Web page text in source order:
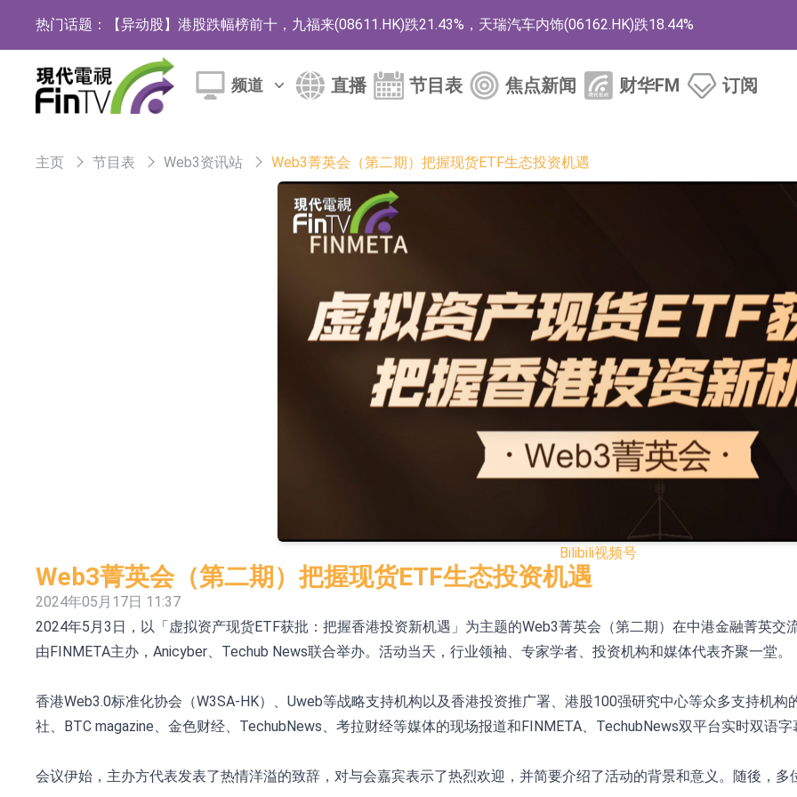
热门话题： 【异动股】港股跌幅榜前十，九福来(08611.HK)跌21.43%，天瑞汽车内饰(06162.HK)跌18.44%
【异动股】港股涨幅榜前十，佳明集团控股(01271.HK)涨+78.22%，拿森科技(02261.HK)涨+64.11%
斯迪克：公司为国内折叠屏核心功能材料供应商
聚辰股份：公司VPD芯片已顺利通过目标客户的测试认证
上期所：7月份对11个实际控制关系账户组采取限制开仓的监管措施
特发服务：成功中标哔哩哔哩上海滨江总部物业服务项目
理工雷科面向边缘AI场景推出"山海"系列智算模组 系列产品基于国产CPU与GPU构建
【异动股】医疗研发外包板块拉升，博腾股份(300363.CN)涨20.02%
上交所：财通多策略福鑫定期开放灵活配置混合型发起式证券投资基金临时停牌
【异动股】港股涨幅榜前十，拿森科技(02261.HK)涨+75.05%，辰兴发展(02286.HK)涨+64.91%
神火股份：新疆神火铝水转化率已100%
【异动股】焦炭Ⅲ板块下挫，陕西黑猫(601015.CN)跌8.38%
浙江证监局对财通证券股份有限公司采取出具警示函措施
山金国际：港股上市工作正常推进中
频道 直播 节目表 焦点新闻 财华FM 订阅
主页 节目表 Web3资讯站 Web3菁英会（第二期）把握现货ETF生态投资机遇
Bilibili视频号
Web3菁英会（第二期）把握现货ETF生态投资机遇
2024年05月17日 11:37
2024年5月3日，以「虚拟资产现货ETF获批：把握香港投资新机遇」为主题的Web3菁英会（第二期）在中港金融菁英
由FINMETA主办，Anicyber、Techub News联合举办。活动当天，行业领袖、专家学者、投资机构和媒体代表齐聚一堂。
香港Web3.0标准化协会（W3SA-HK）、Uweb等战略支持机构以及香港投资推广署、港股100强研究中心等众多支持机
社、BTC magazine、金色财经、TechubNews、考拉财经等媒体的现场报道和FINMETA、TechubNews双平台实时双语
会议伊始，主办方代表发表了热情洋溢的致辞，对与会嘉宾表示了热烈欢迎，并简要介绍了活动的背景和意义。随後，